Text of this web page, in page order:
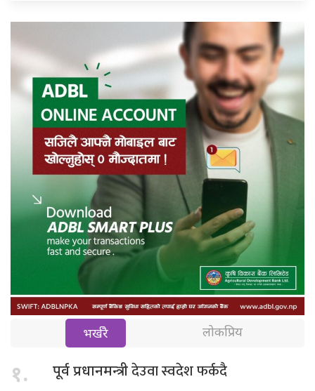
भर्खरै लोकप्रिय
१. पूर्व प्रधानमन्त्रीदेउवा स्वदेश फर्कदै